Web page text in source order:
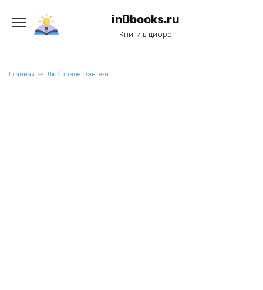
содержанию
inDbooks.ru
Книги в цифре
Главная Любовное фэнтези